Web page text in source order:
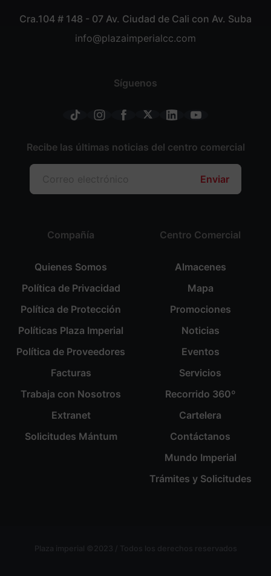
Cra.104 # 148 - 07 Av. Ciudad de Cali con Av. Suba
info@plazaimperialcc.com
Compañía
Quienes Somos
Política de Privacidad
Política de Protección
Políticas Plaza Imperial
Política de Proveedores
Facturas
Trabaja con Nosotros
Extranet
Solicitudes Mántum
Centro Comercial
Almacenes
Mapa
Promociones
Noticias
Eventos
Servicios
Recorrido 360º
Cartelera
Contáctanos
Mundo Imperial
Trámites y Solicitudes
Síguenos
Recibe las últimas noticias del centro comercial
Enviar
Plaza imperial ©2023 / Todos los derechos reservados